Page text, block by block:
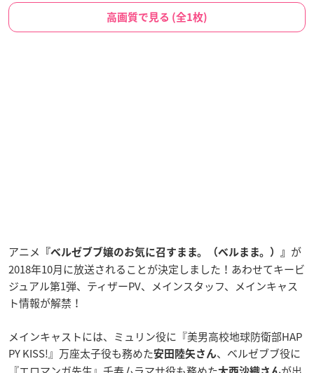
高画質で見る (全1枚)
アニメ 『ベルゼブブ嬢のお気に召すまま。（ベルまま。）』 が
2018年10月に放送されることが決定しました！あわせてキービ
ジュアル第1弾、ティザーPV、メインスタッフ、メインキャス
ト情報が解禁！
メインキャストには、ミュリン役に『美男高校地球防衛部HAP
PY KISS!』万座太子役も務めた安田陸矢さん、ベルゼブブ役に
大西沙織さん